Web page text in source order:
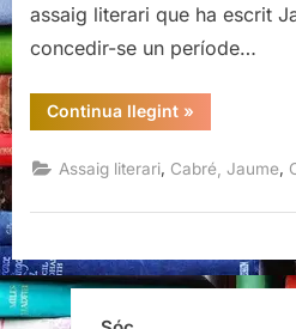
assaig literari que ha escrit
concedir-se un període…
Continua llegint“Les
incerteses,
Cabré”
»
Assaig literari Cabré, Jaume